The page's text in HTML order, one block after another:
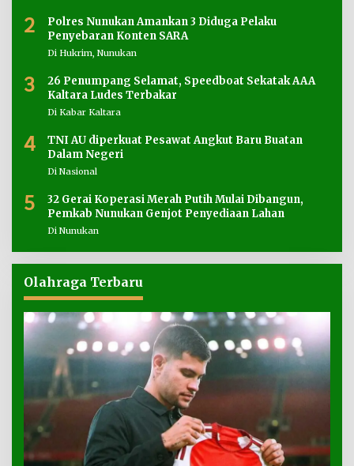
2
Polres Nunukan Amankan 3 Diduga Pelaku
Penyebaran Konten SARA
Di Hukrim, Nunukan
3
26 Penumpang Selamat, Speedboat Sekatak AAA
Kaltara Ludes Terbakar
Di Kabar Kaltara
4
TNI AU diperkuat Pesawat Angkut Baru Buatan
Dalam Negeri
Di Nasional
5
32 Gerai Koperasi Merah Putih Mulai Dibangun,
Pemkab Nunukan Genjot Penyediaan Lahan
Di Nunukan
Olahraga Terbaru